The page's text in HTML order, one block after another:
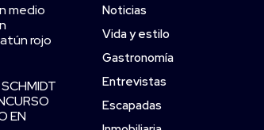
medio
rojo
EN
Noticias
Vida y estilo
Gastronomía
Entrevistas
Escapadas